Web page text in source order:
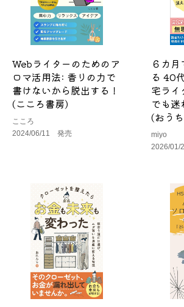
Webライターのためのア
ロマ活用法: 香りの力で
書けないから脱出する！
(こころ書房)
こころ
2024/06/11 発売
６カ
る 40
宅ライ
でも迷
(おう
miyo
2026/